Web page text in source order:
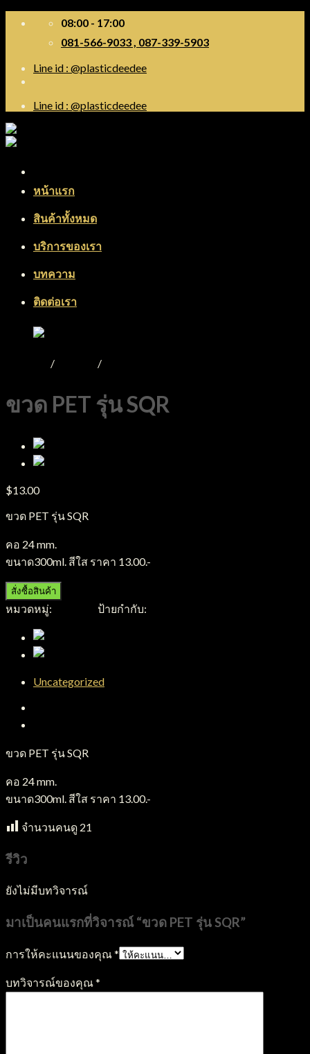
08:00 - 17:00
081-566-9033 , 087-339-5903
Line id : @plasticdeedee
Line id : @plasticdeedee
หน้าแรก
สินค้าทั้งหมด
บริการของเรา
บทความ
ติดต่อเรา
/ /
ขวด PET รุ่น SQR
$13.00
ขวด PET รุ่น SQR
คอ 24 mm.
ขนาด300ml. สีใส ราคา 13.00.-
สั่งซื้อสินค้า
หมวดหมู่: ป้ายกำกับ:
Uncategorized
ขวด PET รุ่น SQR
คอ 24 mm.
ขนาด300ml. สีใส ราคา 13.00.-
จำนวนคนดู 21
รีวิว
ยังไม่มีบทวิจารณ์
มาเป็นคนแรกที่วิจารณ์ “ขวด PET รุ่น SQR”
การให้คะแนนของคุณ*
บทวิจารณ์ของคุณ*